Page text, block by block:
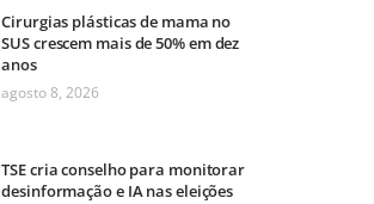
Cirurgias plásticas de mama no
SUS crescem mais de 50% em dez
anos
agosto 8, 2026
TSE cria conselho para monitorar
desinformação e IA nas eleições